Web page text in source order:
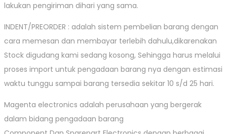
lakukan pengiriman dihari yang sama.
INDENT/PREORDER : adalah sistem pembelian barang dengan
cara memesan dan membayar terlebih dahulu,dikarenakan
Stock digudang kami sedang kosong, Sehingga harus melalui
proses import untuk pengadaan barang nya dengan estimasi
waktu tunggu sampai barang tersedia sekitar 10 s/d 25 hari.
Magenta electronics adalah perusahaan yang bergerak
dalam bidang pengadaan barang